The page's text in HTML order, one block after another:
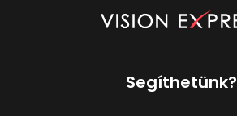
Segíthetünk?